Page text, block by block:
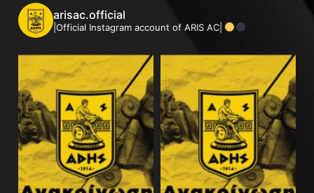
arisac.official
|Official Instagram account of ARIS AC|